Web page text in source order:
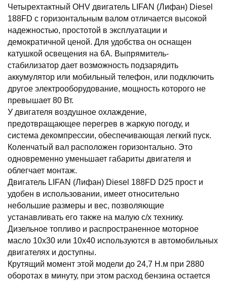
Четырехтактный OHV двигатель LIFAN (Лифан) Diesel
188FD с горизонтальным валом отличается высокой
надежностью, простотой в эксплуатации и
демократичной ценой. Для удобства он оснащен
катушкой освещения на 6А. Выпрямитель-
стабилизатор дает возможность подзарядить
аккумулятор или мобильный телефон, или подключить
другое электрооборудование, мощность которого не
превышает 80 Вт.
У двигателя воздушное охлаждение,
предотвращающее перегрев в жаркую погоду, и
система декомпрессии, обеспечивающая легкий пуск.
Коленчатый вал расположен горизонтально. Это
одновременно уменьшает габариты двигателя и
облегчает монтаж.
Двигатель LIFAN (Лифан) Diesel 188FD D25 прост и
удобен в использовании, имеет относительно
небольшие размеры и вес, позволяющие
устанавливать его также на малую с/х технику.
Дизельное топливо и распространенное моторное
масло 10х30 или 10х40 используются в автомобильных
двигателях и доступны.
Крутящий момент этой модели до 24,7 Н.м при 2880
оборотах в минуту, при этом расход бензина остается